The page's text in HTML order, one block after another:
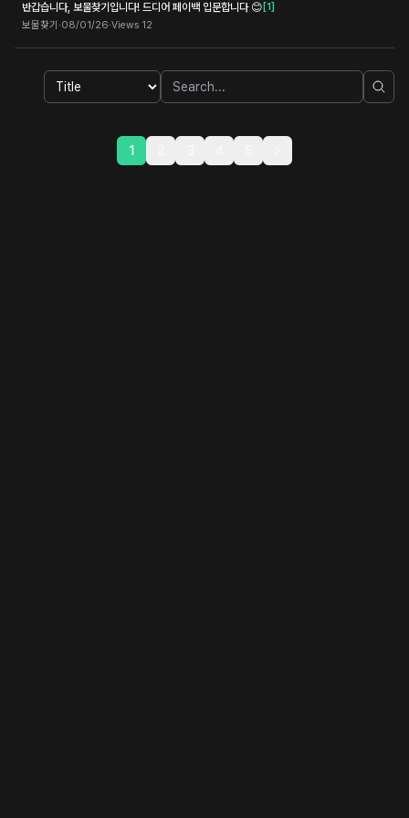
반갑습니다, 보물찾기입니다! 드디어 페이백 입문합니다 😊 [1]
보물찾기 ·08/01/26·Views 12
1